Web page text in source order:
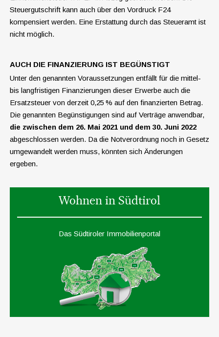
Steuergutschrift kann auch über den Vordruck F24
kompensiert werden. Eine Erstattung durch das Steueramt ist
nicht möglich.
AUCH DIE FINANZIERUNG IST BEGÜNSTIGT
Unter den genannten Voraussetzungen entfällt für die mittel-
bis langfristigen Finanzierungen dieser Erwerbe auch die
Ersatzsteuer von derzeit 0,25 % auf den finanzierten Betrag.
Die genannten Begünstigungen sind auf Verträge anwendbar,
die zwischen dem 26. Mai 2021 und dem 30. Juni 2022
abgeschlossen werden. Da die Notverordnung noch in Gesetz
umgewandelt werden muss, könnten sich Änderungen
ergeben.
Wohnen in Südtirol
Das Südtiroler Immobilienportal